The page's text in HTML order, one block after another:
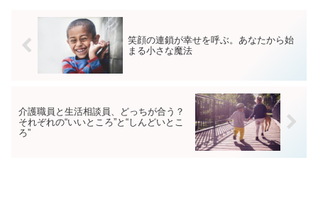
笑顔の連鎖が幸せを呼ぶ。あなたから始
まる小さな魔法
介護職員と生活相談員、どっちが合う？
それぞれの“いいところ”と“しんどいとこ
ろ”